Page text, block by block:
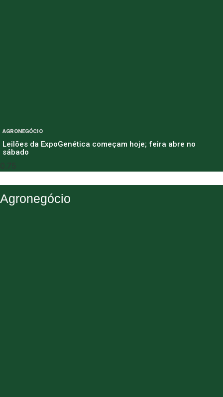
AGRONEGÓCIO
Leilões da ExpoGenética começam hoje; feira abre no
sábado
Agronegócio